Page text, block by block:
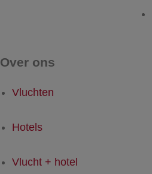
Over ons
Vluchten
Hotels
Vlucht + hotel